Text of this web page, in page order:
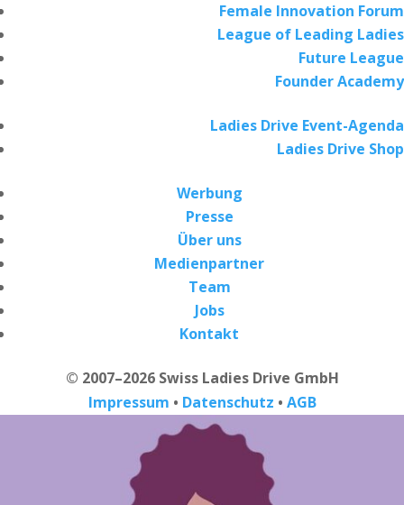
Female Innovation Forum
League of Leading Ladies
Future League
Founder Academy
Ladies Drive Event-Agenda
Ladies Drive Shop
Werbung
Presse
Über uns
Medienpartner
Team
Jobs
Kontakt
© 2007–2026 Swiss Ladies Drive GmbH
Impressum • Datenschutz • AGB